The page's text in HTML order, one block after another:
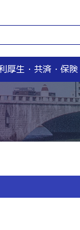
販売拡
商い情報
電子商
商いつ
交流会
厚生・共済・保険
リップ共済」
ト・セミナー
ミナー
明書・申請
事業者（JAN企